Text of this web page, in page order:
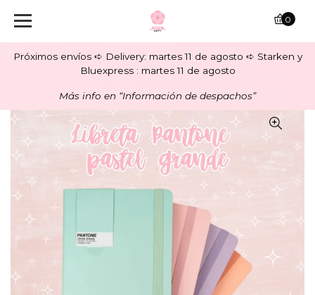
Próximos envíos ➪ Delivery: martes 11 de agosto ➪ Starken y
Bluexpress : martes 11 de agosto
Más info en “Información de despachos”
0